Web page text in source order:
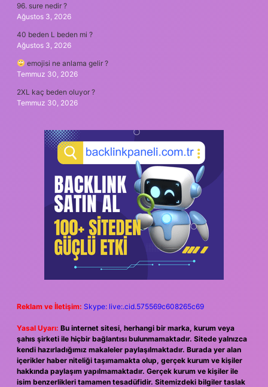
96. sure nedir ?
Ağustos 3, 2026
40 beden L beden mi ?
Ağustos 3, 2026
emojisi ne anlama gelir ?
Temmuz 30, 2026
2XL kaç beden oluyor ?
Temmuz 30, 2026
Reklam ve İletişim: Skype: live:.cid.575569c608265c69
Yasal Uyarı: Bu internet sitesi, herhangi bir marka, kurum veya
şahıs şirketi ile hiçbir bağlantısı bulunmamaktadır. Sitede yalnızca
kendi hazırladığımız makaleler paylaşılmaktadır. Burada yer alan
içerikler haber niteliği taşımamakta olup, gerçek kurum ve kişiler
hakkında paylaşım yapılmamaktadır. Gerçek kurum ve kişiler ile
isim benzerlikleri tamamen tesadüfidir. Sitemizdeki bilgiler taslak